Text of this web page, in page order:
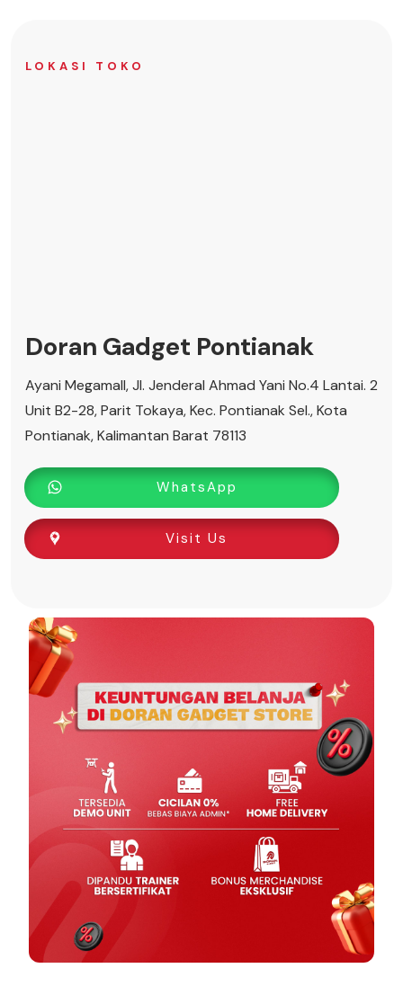
LOKASI TOKO
Doran Gadget Pontianak
Ayani Megamall, Jl. Jenderal Ahmad Yani No.4 Lantai. 2
Unit B2-28, Parit Tokaya, Kec. Pontianak Sel., Kota
Pontianak, Kalimantan Barat 78113
WhatsApp
Visit Us